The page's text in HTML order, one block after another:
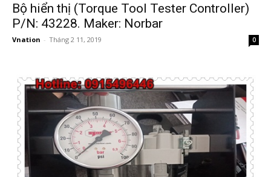
Bộ hiển thị (Torque Tool Tester Controller)
P/N: 43228. Maker: Norbar
Vnation - Tháng 2 11, 2019 0